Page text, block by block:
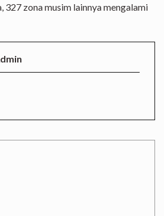
327 zona musim lainnya mengalami